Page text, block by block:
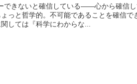
きないと確信している――心から確信
と哲学的。不可能であることを確信で
しては『科学にわからな...